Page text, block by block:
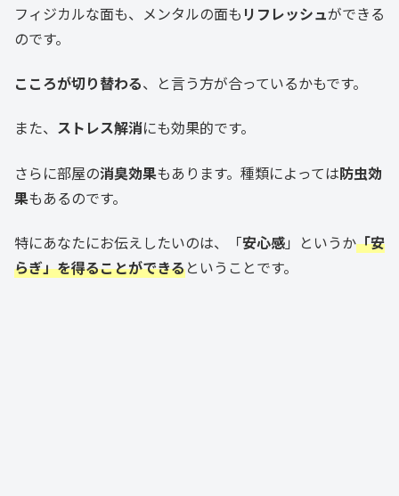
フィジカルな面も、メンタルの面も リフレッシュができる
のです。
こころが切り替わる、と言う方が合っているかもです。
また、 ストレス解消にも効果的です。
さらに部屋の消臭効果もあります。種類によっては防虫効
果もあるのです。
特にあなたにお伝えしたいのは、「安心感」というか「安
らぎ」を得ることができるということです。